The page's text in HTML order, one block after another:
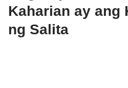
Kaharian ay ang
ng Salita